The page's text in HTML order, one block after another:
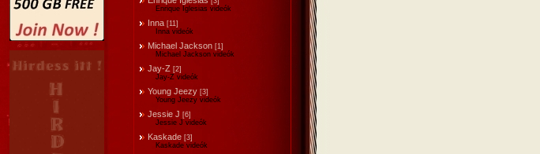
Enrique Iglesias videók
Inna [11]
Inna videók
Michael Jackson [1]
Michael Jackson videók
Jay-Z [2]
Jay-Z videók
Young Jeezy [3]
Young Jeezy videók
Jessie J [6]
Jessie J videók
Kaskade [3]
Kaskade videók